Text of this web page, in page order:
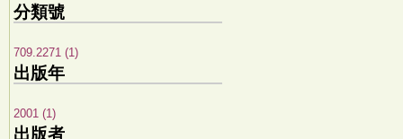
分類號
709.2271 (1)
出版年
2001 (1)
出版者